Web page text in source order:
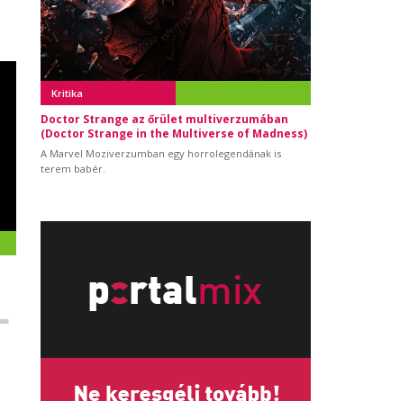
Kritika
Doctor Strange az őrület multiverzumában
(Doctor Strange in the Multiverse of Madness)
A Marvel Moziverzumban egy horrolegendának is
terem babér.